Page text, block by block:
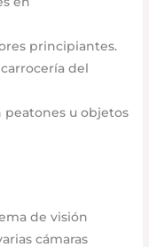
principiantes.
del
peatones u objetos
de visión
cámaras